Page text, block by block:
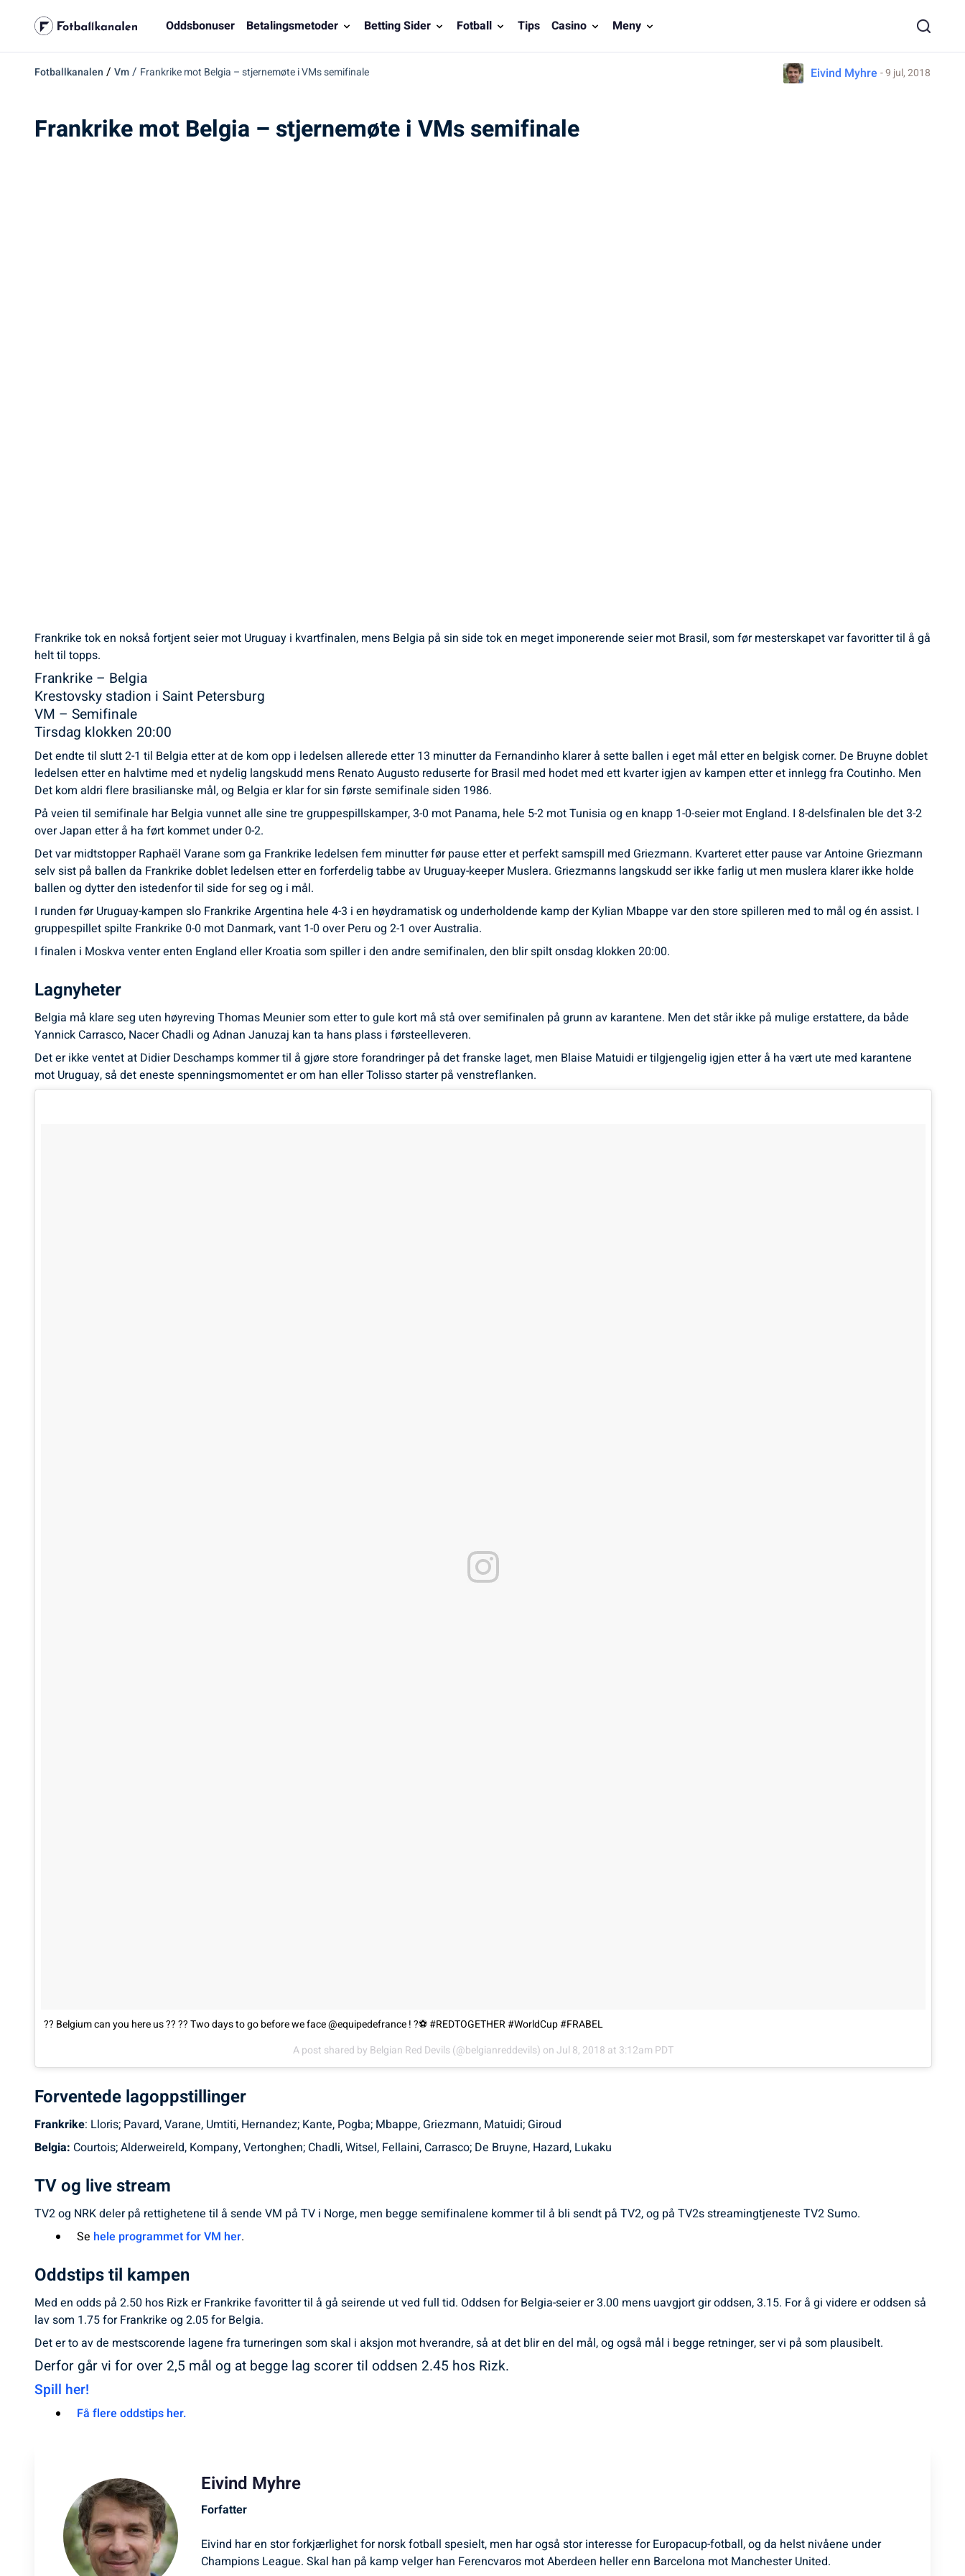
Oddsbonuser Betalingsmetoder Betting Sider Fotball Tips Casino Meny
Fotballkanalen / Vm/ Frankrike mot Belgia – stjernemøte i VMs semifinale Eivind Myhre - 9 jul, 2018
Frankrike mot Belgia – stjernemøte i VMs semifinale
Frankrike tok en nokså fortjent seier mot Uruguay i kvartfinalen, mens Belgia på sin side tok en meget imponerende seier mot Brasil, som før mesterskapet var favoritter til å gå
helt til topps.
Frankrike – Belgia
Krestovsky stadion i Saint Petersburg
VM – Semifinale
Tirsdag klokken 20:00
Det endte til slutt 2-1 til Belgia etter at de kom opp i ledelsen allerede etter 13 minutter da Fernandinho klarer å sette ballen i eget mål etter en belgisk corner. De Bruyne doblet
ledelsen etter en halvtime med et nydelig langskudd mens Renato Augusto reduserte for Brasil med hodet med ett kvarter igjen av kampen etter et innlegg fra Coutinho. Men
Det kom aldri flere brasilianske mål, og Belgia er klar for sin første semifinale siden 1986.
På veien til semifinale har Belgia vunnet alle sine tre gruppespillskamper, 3-0 mot Panama, hele 5-2 mot Tunisia og en knapp 1-0-seier mot England. I 8-delsfinalen ble det 3-2
over Japan etter å ha ført kommet under 0-2.
Det var midtstopper Raphaël Varane som ga Frankrike ledelsen fem minutter før pause etter et perfekt samspill med Griezmann. Kvarteret etter pause var Antoine Griezmann
selv sist på ballen da Frankrike doblet ledelsen etter en forferdelig tabbe av Uruguay-keeper Muslera. Griezmanns langskudd ser ikke farlig ut men muslera klarer ikke holde
ballen og dytter den istedenfor til side for seg og i mål.
I runden før Uruguay-kampen slo Frankrike Argentina hele 4-3 i en høydramatisk og underholdende kamp der Kylian Mbappe var den store spilleren med to mål og én assist. I
gruppespillet spilte Frankrike 0-0 mot Danmark, vant 1-0 over Peru og 2-1 over Australia.
I finalen i Moskva venter enten England eller Kroatia som spiller i den andre semifinalen, den blir spilt onsdag klokken 20:00.
Lagnyheter
Belgia må klare seg uten høyreving Thomas Meunier som etter to gule kort må stå over semifinalen på grunn av karantene. Men det står ikke på mulige erstattere, da både
Yannick Carrasco, Nacer Chadli og Adnan Januzaj kan ta hans plass i førsteelleveren.
Det er ikke ventet at Didier Deschamps kommer til å gjøre store forandringer på det franske laget, men Blaise Matuidi er tilgjengelig igjen etter å ha vært ute med karantene
mot Uruguay, så det eneste spenningsmomentet er om han eller Tolisso starter på venstreflanken.
?? Belgium can you here us ?? ?? Two days to go before we face @equipedefrance ! ?⚽️ #REDTOGETHER #WorldCup #FRABEL
A post shared by Belgian Red Devils(@belgianreddevils) onJul 8, 2018 at 3:12am PDT
Forventede lagoppstillinger
Frankrike: Lloris; Pavard, Varane, Umtiti, Hernandez; Kante, Pogba; Mbappe, Griezmann, Matuidi; Giroud
Belgia: Courtois; Alderweireld, Kompany, Vertonghen; Chadli, Witsel, Fellaini, Carrasco; De Bruyne, Hazard, Lukaku
TV og live stream
TV2 og NRK deler på rettighetene til å sende VM på TV i Norge, men begge semifinalene kommer til å bli sendt på TV2, og på TV2s streamingtjeneste TV2 Sumo.
Se hele programmet for VM her.
Oddstips til kampen
Med en odds på 2.50 hos Rizk er Frankrike favoritter til å gå seirende ut ved full tid. Oddsen for Belgia-seier er 3.00 mens uavgjort gir oddsen, 3.15. For å gi videre er oddsen så
lav som 1.75 for Frankrike og 2.05 for Belgia.
Det er to av de mestscorende lagene fra turneringen som skal i aksjon mot hverandre, så at det blir en del mål, og også mål i begge retninger, ser vi på som plausibelt.
Derfor går vi for over 2,5 mål og at begge lag scorer til oddsen 2.45 hos Rizk.
Spill her!
Få flere oddstips her.
Eivind Myhre
Forfatter
Eivind har en stor forkjærlighet for norsk fotball spesielt, men har også stor interesse for Europacup-fotball, og da helst nivåene under
Champions League. Skal han på kamp velger han Ferencvaros mot Aberdeen heller enn Barcelona mot Manchester United.